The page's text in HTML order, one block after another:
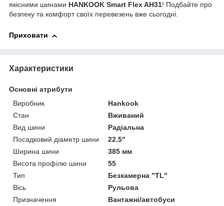
якісними шинами HANKOOK Smart Flex AH31! Подбайте про
безпеку та комфорт своїх перевезень вже сьогодні.
Приховати
Характеристики
Основні атрибути
Виробник
Hankook
Стан
Вживаний
Вид шини
Радіальна
Посадковий діаметр шини
22.5"
Ширина шини
385 мм
Висота профілю шини
55
Тип
Безкамерна "TL"
Вісь
Рульова
Призначення
Вантажні/автобуси